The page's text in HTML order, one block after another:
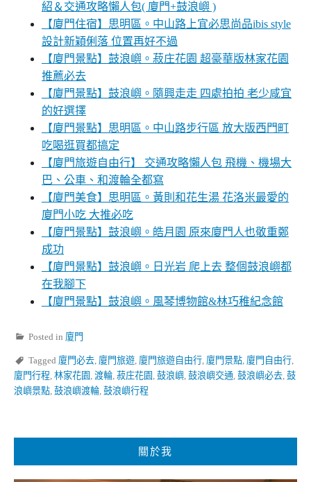
紹＆交通攻略懶人包( 廈門+鼓浪嶼 )
【廈門住宿】思明區。中山路上宜必思尚品ibis style
設計新穎俐落 位置再好不過
【廈門景點】鼓浪嶼。菽庄花園 超豪華版林家花園
推薦必去
【廈門景點】鼓浪嶼。隨興走走 四處拍拍 老少咸宜
的好選擇
【廈門景點】思明區。中山路步行區 放大版西門町
吃喝逛買都搞定
【廈門旅遊自由行】 交通攻略懶人包 飛機、機場大
巴、公車、和渡輪全都寫
【廈門美食】思明區。黃則和花生湯 花洛米最愛的
廈門小吃 大推必吃
【廈門景點】鼓浪嶼。皓月園 原來廈門人也敬重鄭
成功
【廈門景點】鼓浪嶼。日光岩 爬上去 整個鼓浪嶼都
在我腳下
【廈門景點】鼓浪嶼。風琴博物館&林巧稚紀念館
Posted in 廈門
Tagged 廈門必去 廈門旅遊 廈門旅遊自由行 廈門景點 廈門自由行
廈門行程 林家花園 渡輪 菽庄花園 鼓浪嶼 鼓浪嶼交通 鼓浪嶼必去 鼓
浪嶼景點 鼓浪嶼渡輪 鼓浪嶼行程
關於我